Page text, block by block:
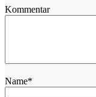
Kommentar
Name*